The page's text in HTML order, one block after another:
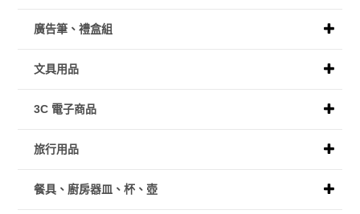
廣告筆、禮盒組
文具用品
3C 電子商品
旅行用品
餐具、廚房器皿、杯、壺